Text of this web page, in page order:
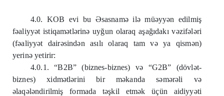
4.0. KOB evi bu Əsasnaməiləmüəyyən edilmiş
fəaliyyət istiqamətlərinə uyğun olaraq aşağıdakı vəzifələri
(fəaliyyət dairəsindən asılı olaraq tam vəya qismən)
yerinəyetirir:
4.0.1. “B2B” (biznes-biznes) və “G2B” (dövlət-
biznes) xidmətlərini bir məkanda səmərəli və
əlaqələndirilmiş formada təşkil etmək üçün aidiyyəti